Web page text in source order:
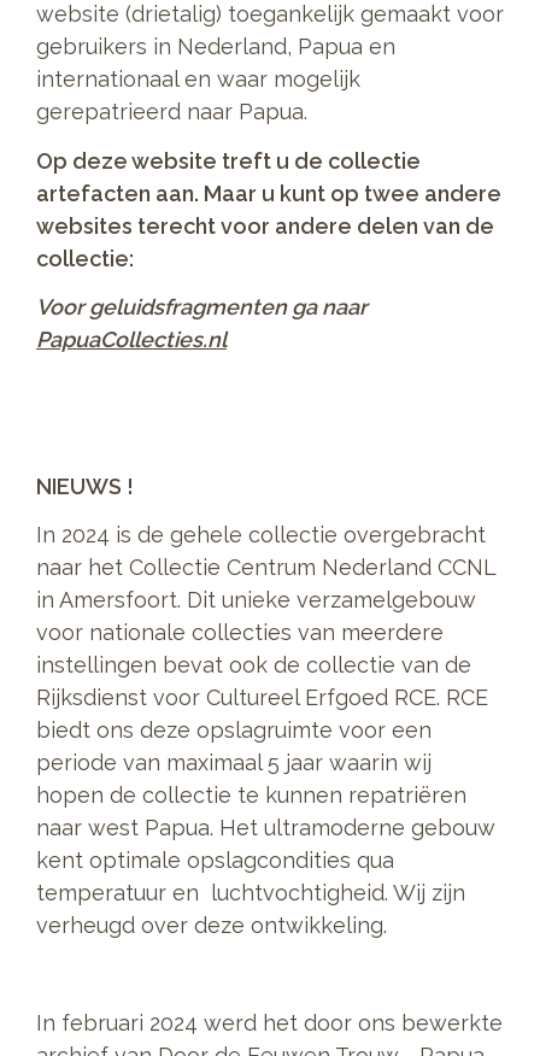
website (drietalig) toegankelijk gemaakt voor
gebruikers in Nederland, Papua en
internationaal en waar mogelijk
gerepatrieerd naar Papua.
Op deze website treft u de collectie
artefacten aan. Maar u kunt op twee andere
websites terecht voor andere delen van de
collectie:
Voor geluidsfragmenten ga naar
PapuaCollecties.nl
NIEUWS !
In 2024 is de gehele collectie overgebracht
naar het Collectie Centrum Nederland CCNL
in Amersfoort. Dit unieke verzamelgebouw
voor nationale collecties van meerdere
instellingen bevat ook de collectie van de
Rijksdienst voor Cultureel Erfgoed RCE. RCE
biedt ons deze opslagruimte voor een
periode van maximaal 5 jaar waarin wij
hopen de collectie te kunnen repatriëren
naar west Papua. Het ultramoderne gebouw
kent optimale opslagcondities qua
temperatuur en luchtvochtigheid. Wij zijn
verheugd over deze ontwikkeling.
In februari 2024 werd het door ons bewerkte